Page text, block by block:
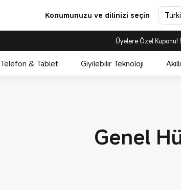
Konumunuzu ve dilinizi seçin
Üyelere Özel Kuponu!
Telefon & Tablet Giyilebilir Teknoloji
Genel